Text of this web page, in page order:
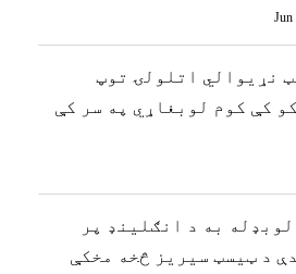
Jun
نړیوالي اتلولۍ توپ
کې کوم لوبغاړي په سر کې
به د انګلینډ پر
د ټیسټ سیریز څخه مخکې